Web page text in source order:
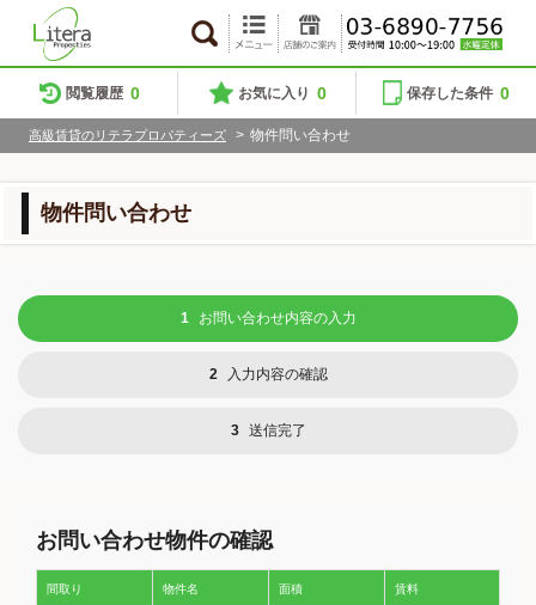
閲覧履歴 0 お気に入り 0 保存した条件 0
高級賃貸のリテラプロパティーズ > 物件問い合わせ
物件問い合わせ
1 お問い合わせ内容の入力
2 入力内容の確認
3 送信完了
お問い合わせ物件の確認
間取り 物件名 面積 賃料